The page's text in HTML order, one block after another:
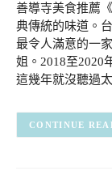
善導寺美食推薦
典傳統的味道。
最令人滿意的一
姐。2018至2020
這幾年就沒聽過
CONTINUE